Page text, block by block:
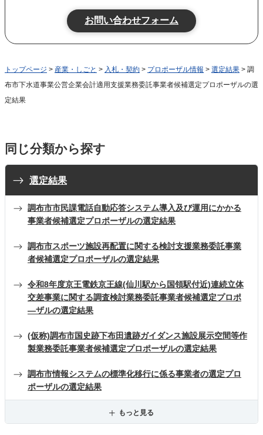
トップページ > 産業・しごと > 入札・契約 > プロポーザル情報 > 選定結果 > 調
布市下水道事業公営企業会計適用支援業務委託事業者候補選定プロポーザルの選
定結果
同じ分類から探す
選定結果
調布市市民課電話自動応答システム導入及び運用にかかる
事業者候補選定プロポーザルの選定結果
調布市スポーツ施設再配置に関する検討支援業務委託事業
者候補選定プロポーザルの選定結果
令和8年度京王電鉄京王線(仙川駅から国領駅付近)連続立体
交差事業に関する調査検討業務委託事業者候補選定プロポ
―ザルの選定結果
(仮称)調布市国史跡下布田遺跡ガイダンス施設展示空間等作
製業務委託事業者候補選定プロポーザルの選定結果
調布市情報システムの標準化移行に係る事業者の選定プロ
ポーザルの選定結果
もっと見る